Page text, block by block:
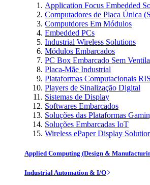
Application Focus Embedded
Computadores de Placa Única
Computdores Em Módulos
Embedded PCs
Industrial Wireless Solutions
Módulos Embarcados
PC Box Embarcado Sem
Placa-Mãe Industrial
Plataformas Computacionais
Players de Sinalização Digital
Sistemas de Display
Softwares Embarcados
Soluções das Plataformas
Soluções Embarcadas IoT
Wireless ePaper Display
Applied Computing (Design &
Industrial Automation & I/O